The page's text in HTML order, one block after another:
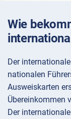
Wie
Der
nationalen
Ausweiskarten
Übereinkommen
Der